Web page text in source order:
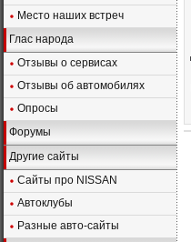
Место наших встреч
Глас народа
Отзывы о сервисах
Отзывы об автомобилях
Опросы
Форумы
Другие сайты
Сайты про NISSAN
Автоклубы
Разные авто-сайты